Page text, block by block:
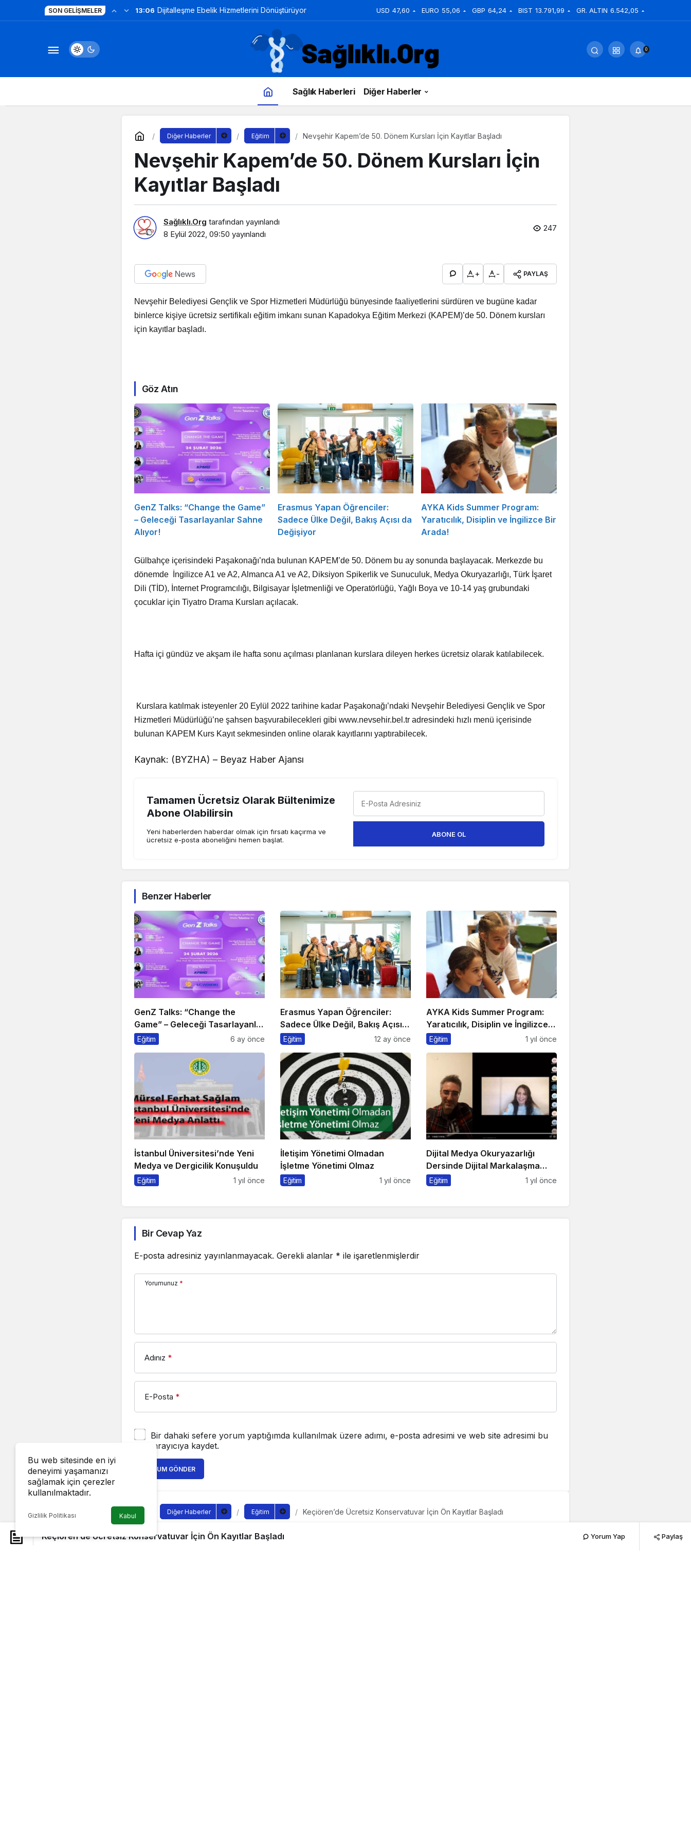
SON GELIŞMELER 13:06 Dijitalleşme Ebelik Hizmetlerini Dönüştürüyor USD 47,60 EURO 55,06 GBP 64,24 BIST 13.791,99 GR. ALTIN 6.542,05
0
Sağlık Haberleri Diğer Haberler
Diğer Haberler Eğitim Nevşehir Kapem’de 50. Dönem Kursları İçin Kayıtlar Başladı
Nevşehir Kapem’de 50. Dönem Kursları İçin
Kayıtlar Başladı
Sağlıklı.Org tarafından yayınlandı
8 Eylül 2022, 09:50 yayınlandı
247
+ - PAYLAŞ
Nevşehir Belediyesi Gençlik ve Spor Hizmetleri Müdürlüğü bünyesinde faaliyetlerini sürdüren ve bugüne kadar
binlerce kişiye ücretsiz sertifikalı eğitim imkanı sunan Kapadokya Eğitim Merkezi (KAPEM)’de 50. Dönem kursları
için kayıtlar başladı.
Göz Atın
GenZ Talks: “Change the Game”
– Geleceği Tasarlayanlar Sahne
Alıyor!
Erasmus Yapan Öğrenciler:
Sadece Ülke Değil, Bakış Açısı da
Değişiyor
AYKA Kids Summer Program:
Yaratıcılık, Disiplin ve İngilizce Bir
Arada!
Gülbahçe içerisindeki Paşakonağı’nda bulunan KAPEM’de 50. Dönem bu ay sonunda başlayacak. Merkezde bu
dönemde İngilizce A1 ve A2, Almanca A1 ve A2, Diksiyon Spikerlik ve Sunuculuk, Medya Okuryazarlığı, Türk İşaret
Dili (TİD), İnternet Programcılığı, Bilgisayar İşletmenliği ve Operatörlüğü, Yağlı Boya ve 10-14 yaş grubundaki
çocuklar için Tiyatro Drama Kursları açılacak.
Hafta içi gündüz ve akşam ile hafta sonu açılması planlanan kurslara dileyen herkes ücretsiz olarak katılabilecek.
Kurslara katılmak isteyenler 20 Eylül 2022 tarihine kadar Paşakonağı’ndaki Nevşehir Belediyesi Gençlik ve Spor
Hizmetleri Müdürlüğü’ne şahsen başvurabilecekleri gibi www.nevsehir.bel.tr adresindeki hızlı menü içerisinde
bulunan KAPEM Kurs Kayıt sekmesinden online olarak kayıtlarını yaptırabilecek.
Kaynak: (BYZHA) – Beyaz Haber Ajansı
Tamamen Ücretsiz Olarak Bültenimize
Abone Olabilirsin
Yeni haberlerden haberdar olmak için fırsatı kaçırma ve
ücretsiz e-posta aboneliğini hemen başlat.
ABONE OL
Benzer Haberler
GenZ Talks: “Change the
Game” – Geleceği Tasarlayanlar
Sahne Alıyor!
Eğitim 6 ay önce
Erasmus Yapan Öğrenciler:
Sadece Ülke Değil, Bakış Açısı
da Değişiyor
Eğitim 12 ay önce
AYKA Kids Summer Program:
Yaratıcılık, Disiplin ve İngilizce
Bir Arada!
Eğitim 1 yıl önce
İstanbul Üniversitesi’nde Yeni
Medya ve Dergicilik Konuşuldu
Eğitim 1 yıl önce
İletişim Yönetimi Olmadan
İşletme Yönetimi Olmaz
Eğitim 1 yıl önce
Dijital Medya Okuryazarlığı
Dersinde Dijital Markalaşma
Konuşuldu
Eğitim 1 yıl önce
Bir Cevap Yaz
E-posta adresiniz yayınlanmayacak. Gerekli alanlar * ile işaretlenmişlerdir
Yorumunuz *
Adınız *
E-Posta *
Bir dahaki sefere yorum yaptığımda kullanılmak üzere adımı, e-posta adresimi ve web site adresimi bu
tarayıcıya kaydet.
YORUM GÖNDER
Diğer Haberler Eğitim Keçiören’de Ücretsiz Konservatuvar İçin Ön Kayıtlar Başladı
Keçiören’de Ücretsiz Konservatuvar İçin Ön
Keçiören’de Ücretsiz Konservatuvar İçin Ön Kayıtlar Başladı Yorum Yap Paylaş
Bu web sitesinde en iyi
deneyimi yaşamanızı
sağlamak için çerezler
kullanılmaktadır.
Gizlilik Politikası Kabul